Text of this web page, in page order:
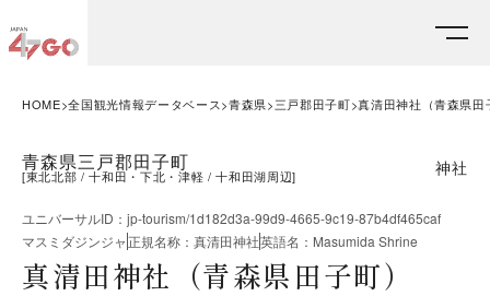
HOME 全国観光情報データベース 青森県 三戸郡田子町 真清田神社（青森県田
青森県三戸郡田子町
[東北北部 十和田・下北・津軽 十和田湖周辺] 神社
ユニバーサルID ： jp-tourism/1d182d3a-99d9-4665-9c19-87b4df465caf
マスミダジンジャ正規名称 ： 真清田神社英語名 ： Masumida Shrine
真清田神社（青森県田子町）